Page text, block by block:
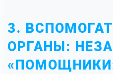
3.
ОРГАНЫ: